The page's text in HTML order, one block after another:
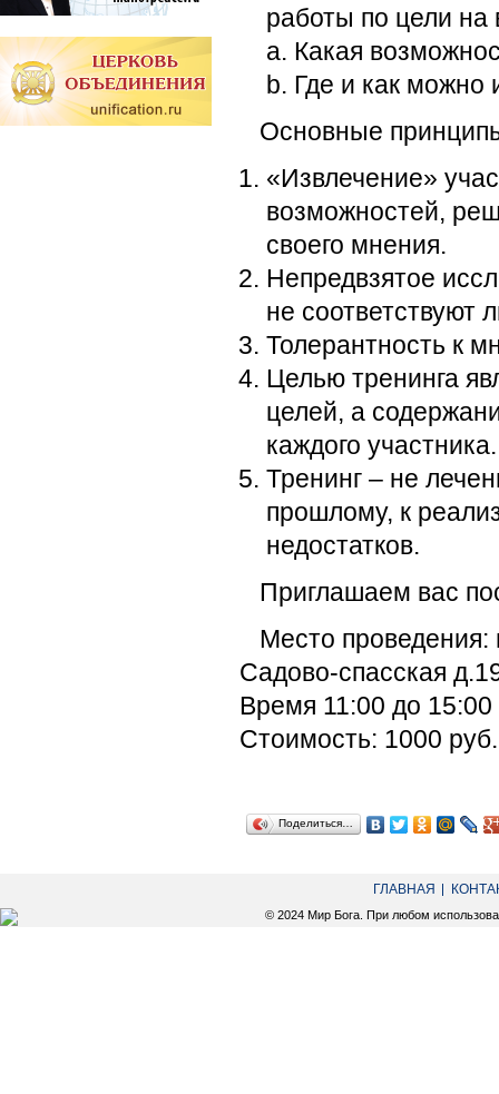
работы по цели
a. Какая
b. Где и как можно
Основные
«Извлечение»
возможностей,
своего мнения.
Непредвзятое
не
Толерантность к
Целью тренинга
целей, а
каждого участника.
Тренинг – не
прошлому, к
недостатков.
Приглашаем вас
Место проведения:
Садово-спасская
Время 11:00 до 15:00
Стоимость: 1000 руб.
Поделиться…
ГЛАВНАЯ
© 2024 Мир Бога. При любом